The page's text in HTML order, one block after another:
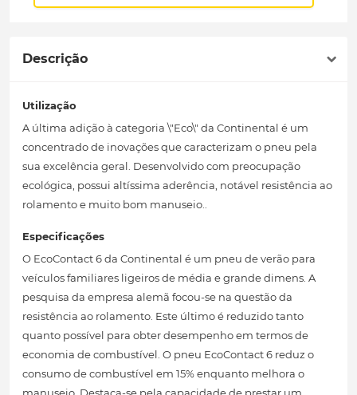
Descrição
Utilização
A última adição à categoria \"Eco\" da Continental é um
concentrado de inovações que caracterizam o pneu pela
sua excelência geral. Desenvolvido com preocupação
ecológica, possui altíssima aderência, notável resistência ao
rolamento e muito bom manuseio..
Especificações
O EcoContact 6 da Continental é um pneu de verão para
veículos familiares ligeiros de média e grande dimens. A
pesquisa da empresa alemã focou-se na questão da
resistência ao rolamento. Este último é reduzido tanto
quanto possível para obter desempenho em termos de
economia de combustível. O pneu EcoContact 6 reduz o
consumo de combustível em 15% enquanto melhora o